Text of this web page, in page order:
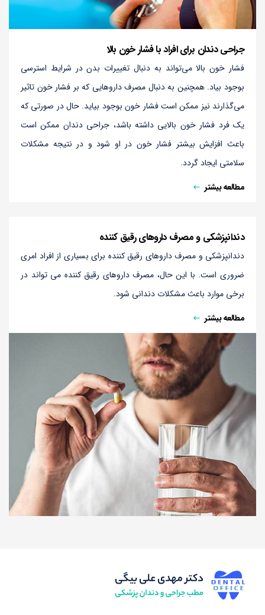
جراحی دندان برای افراد با فشار خون بالا
فشار خون بالا می‌تواند به دنبال تغییرات بدن در شرایط استرسی
بوجود بیاد. همچنین به دنبال مصرف داروهایی که بر فشار خون تاثیر
می‌گذارند نیز ممکن است فشار خون بوجود بیاید. حال در صورتی که
یک فرد فشار خون بالایی داشته باشد، جراحی دندان ممکن است
باعث افزایش بیشتر فشار خون در او شود و در نتیجه مشکلات
سلامتی ایجاد گردد.
مطالعه بیشتر
دندانپزشکی و مصرف داروهای رقیق کننده
دندانپزشکی و مصرف داروهای رقیق کننده برای بسیاری از افراد امری
ضروری است. با این حال، مصرف داروهای رقیق کننده می تواند در
برخی موارد باعث مشکلات دندانی شود.
مطالعه بیشتر